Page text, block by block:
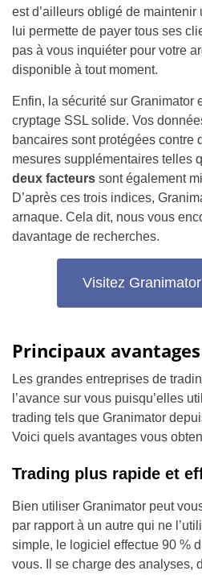
est d’ailleurs obligé de
lui permette de payer tous ses
pas à vous inquiéter pour votre
disponible à tout moment.
Enfin, la sécurité sur Granimator
cryptage SSL solide. Vos
bancaires sont protégées contre
mesures supplémentaires telles
deux facteurs sont également
D’après ces trois indices,
arnaque. Cela dit, nous vous
davantage de recherches.
Visitez
Principaux
Les grandes entreprises de
l’avance sur vous puisqu’elles
trading tels que Granimator
Voici quels avantages vous
Trading plus rapide et
Bien utiliser Granimator peut
par rapport à un autre qui ne
simple, le logiciel effectue 90 %
vous. Il se charge des analyses,